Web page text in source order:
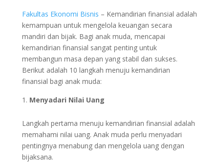
Fakultas Ekonomi Bisnis – Kemandirian finansial adalah
kemampuan untuk mengelola keuangan secara
mandiri dan bijak. Bagi anak muda, mencapai
kemandirian finansial sangat penting untuk
membangun masa depan yang stabil dan sukses.
Berikut adalah 10 langkah menuju kemandirian
finansial bagi anak muda:
Menyadari Nilai Uang
Langkah pertama menuju kemandirian finansial adalah
memahami nilai uang. Anak muda perlu menyadari
pentingnya menabung dan mengelola uang dengan
bijaksana.